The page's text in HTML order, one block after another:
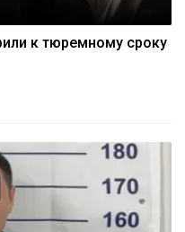
к тюремному сроку